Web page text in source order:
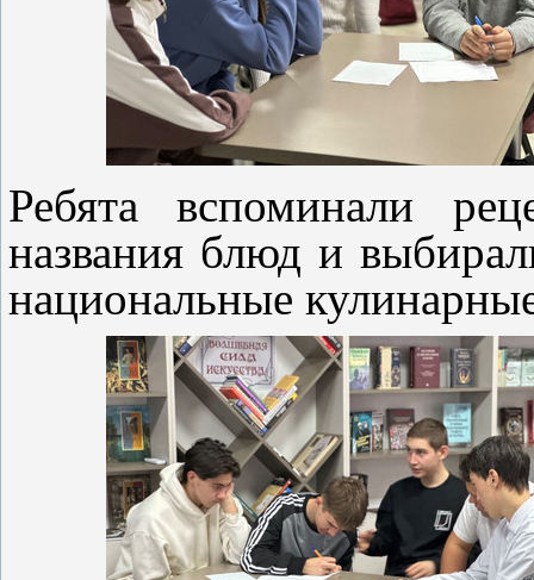
Ребята вспоминали
названия блюд и
национальные